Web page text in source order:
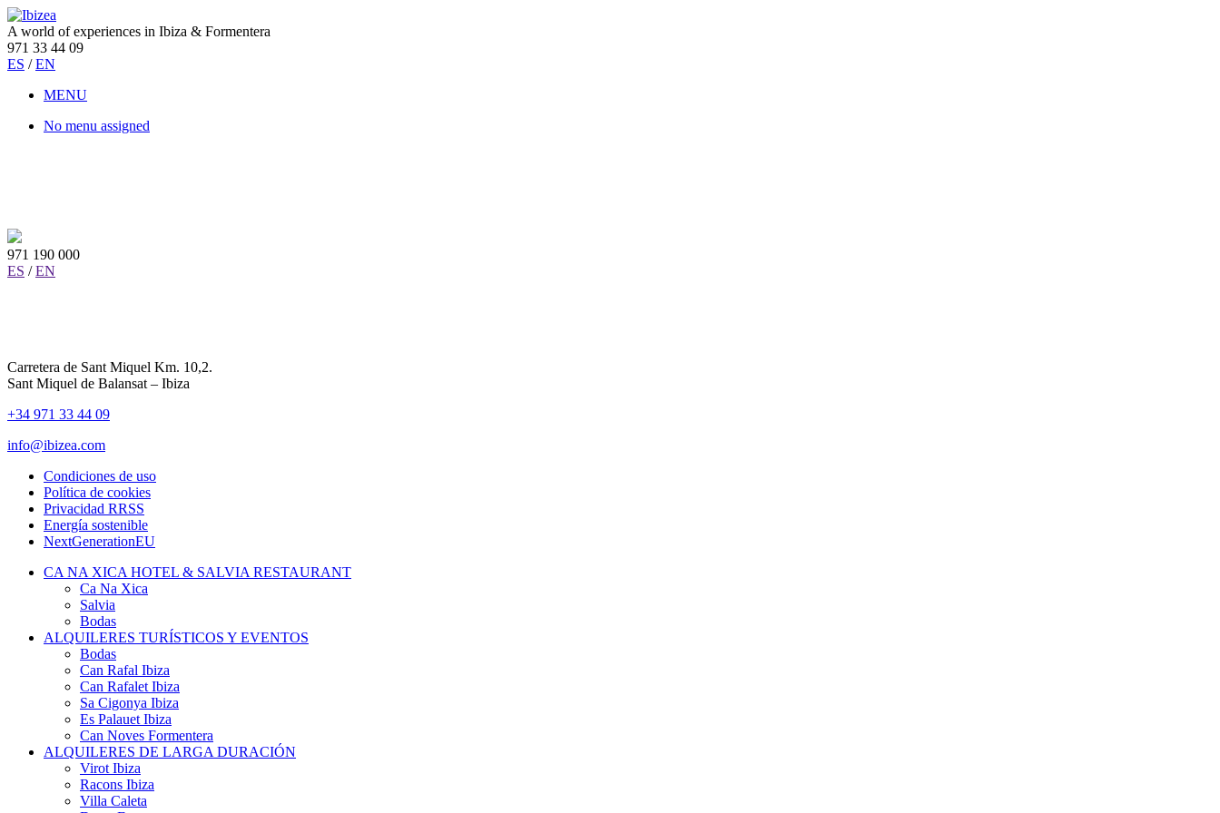
A world of experiences in Ibiza & Formentera
971 33 44 09
ES / EN
MENU
No menu assigned
971 190 000
ES / EN
Carretera de Sant Miquel Km. 10,2.
Sant Miquel de Balansat – Ibiza
+34 971 33 44 09
info@ibizea.com
Condiciones de uso
Política de cookies
Privacidad RRSS
Energía sostenible
NextGenerationEU
CA NA XICA HOTEL & SALVIA RESTAURANT
Ca Na Xica
Salvia
Bodas
ALQUILERES TURÍSTICOS Y EVENTOS
Bodas
Can Rafal Ibiza
Can Rafalet Ibiza
Sa Cigonya Ibiza
Es Palauet Ibiza
Can Noves Formentera
ALQUILERES DE LARGA DURACIÓN
Virot Ibiza
Racons Ibiza
Villa Caleta